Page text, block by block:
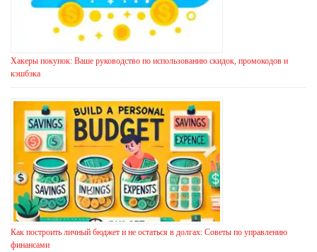
Хакеры покупок: Ваше руководство по использованию скидок, промокодов и
кэшбэка
Как построить личный бюджет и не остаться в долгах: Советы по управлению
финансами